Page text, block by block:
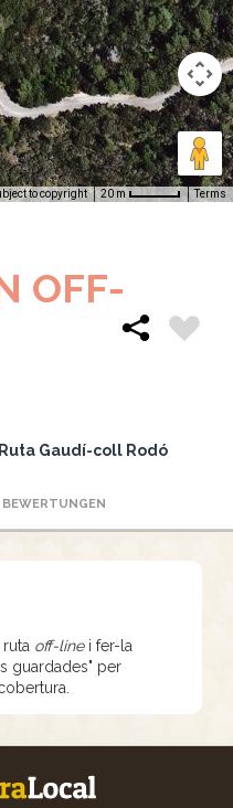
to copyright 20 m Terms
OFF-
Ruta Gaudí-coll Rodó
BEWERTUNGEN
off-linei fer-la
guardades" per